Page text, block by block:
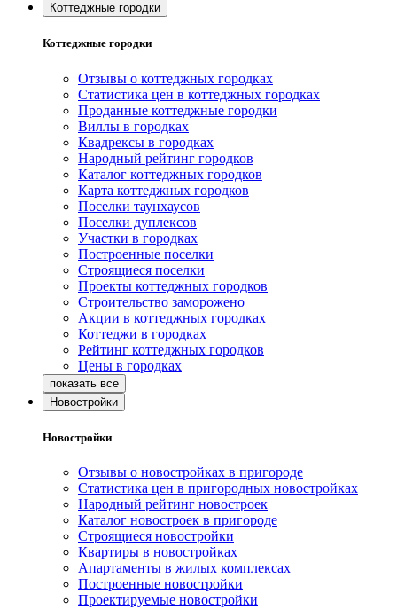
Коттеджные городки
Коттеджные городки
Отзывы о коттеджных городках
Статистика цен в коттеджных городках
Проданные коттеджные городки
Виллы в городках
Квадрексы в городках
Народный рейтинг городков
Каталог коттеджных городков
Карта коттеджных городков
Поселки таунхаусов
Поселки дуплексов
Участки в городках
Построенные поселки
Строящиеся поселки
Проекты коттеджных городков
Строительство заморожено
Акции в коттеджных городках
Коттеджи в городках
Рейтинг коттеджных городков
Цены в городках
Новостройки
Новостройки
Отзывы о новостройках в пригороде
Статистика цен в пригородных новостройках
Народный рейтинг новостроек
Каталог новостроек в пригороде
Строящиеся новостройки
Квартиры в новостройках
Апартаменты в жилых комплексах
Построенные новостройки
Проектируемые новостройки